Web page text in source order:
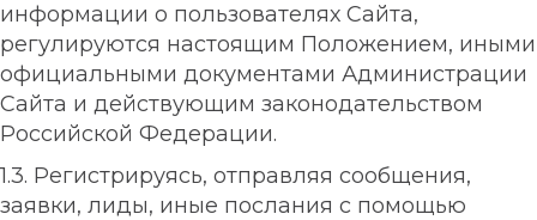
информации о пользователях Сайта,
регулируются настоящим Положением, иными
официальными документами Администрации
Сайта и действующим законодательством
Российской Федерации.
1.3. Регистрируясь, отправляя сообщения,
заявки, лиды, иные послания с помощью